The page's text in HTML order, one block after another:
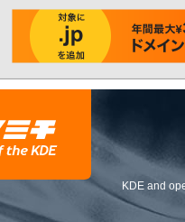
KDE and